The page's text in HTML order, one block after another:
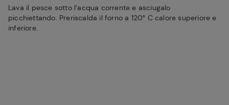
Lava il pesce sotto l’acqua corrente e asciugalo
picchiettando. Preriscalda il forno a 120° C calore superiore e
inferiore.